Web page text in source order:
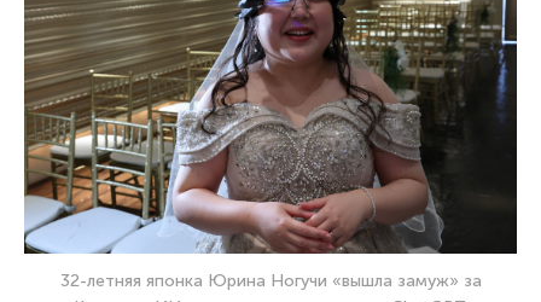
32-летняя японка Юрина Ногучи «вышла замуж» за